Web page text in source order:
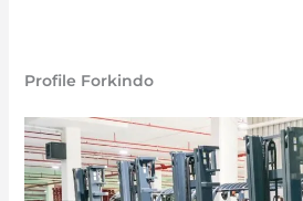
Profile Forkindo